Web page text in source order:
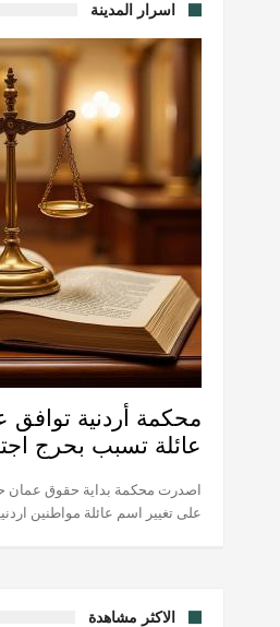
اسرار المدينة
محكمة أردنية توافق
عائلة تسبب بحرج
اصدرت محكمة بداية حقوق عمان
على تغيير اسم عائلة مواطنين
الاكثر مشاهدة